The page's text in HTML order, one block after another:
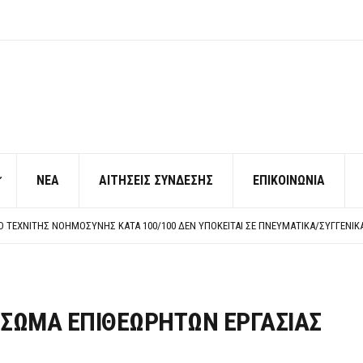
ΝΕΑ ΑΙΤΗΣΕΙΣ ΣΥΝΔΕΣΗΣ ΕΠΙΚΟΙΝΩΝΙΑ
ΕΠΙΘΕΩΡΗΤΩΝ ΕΡΓΑΣΙΑΣ